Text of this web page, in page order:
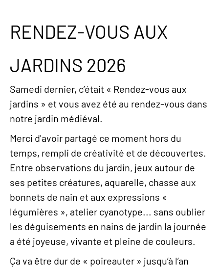
RENDEZ-VOUS AUX
JARDINS 2026
Samedi dernier, c’était « Rendez-vous aux
jardins » et vous avez été au rendez-vous dans
notre jardin médiéval.
Merci d'avoir partagé ce moment hors du
temps, rempli de créativité et de découvertes.
Entre observations du jardin, jeux autour de
ses petites créatures, aquarelle, chasse aux
bonnets de nain et aux expressions «
légumières », atelier cyanotype... sans oublier
les déguisements en nains de jardin la journée
a été joyeuse, vivante et pleine de couleurs.
Ça va être dur de « poireauter » jusqu’à l’an